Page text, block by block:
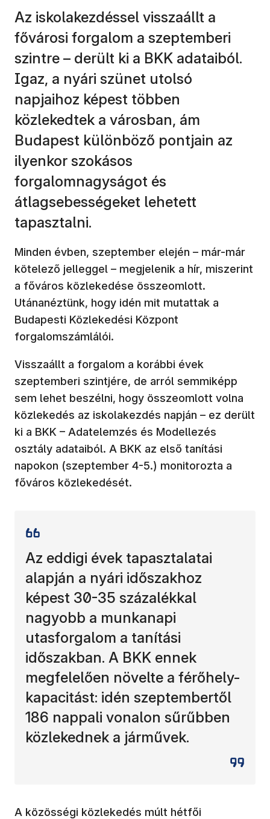
Az iskolakezdéssel visszaállt a
fővárosi forgalom a szeptemberi
szintre – derült ki a BKK adataiból.
Igaz, a nyári szünet utolsó
napjaihoz képest többen
közlekedtek a városban, ám
Budapest különböző pontjain az
ilyenkor szokásos
forgalomnagyságot és
átlagsebességeket lehetett
tapasztalni.
Minden évben, szeptember elején – már-már
kötelező jelleggel – megjelenik a hír, miszerint
a főváros közlekedése összeomlott.
Utánanéztünk, hogy idén mit mutattak a
Budapesti Közlekedési Központ
forgalomszámlálói.
Visszaállt a forgalom a korábbi évek
szeptemberi szintjére, de arról semmiképp
sem lehet beszélni, hogy összeomlott volna
közlekedés az iskolakezdés napján – ez derült
ki a BKK – Adatelemzés és Modellezés
osztály adataiból. A BKK az első tanítási
napokon (szeptember 4-5.) monitorozta a
főváros közlekedését.
Az eddigi évek tapasztalatai
alapján a nyári időszakhoz
képest 30-35 százalékkal
nagyobb a munkanapi
utasforgalom a tanítási
időszakban. A BKK ennek
megfelelően növelte a férőhely-
kapacitást: idén szeptembertől
186 nappali vonalon sűrűbben
közlekednek a járművek.
A közösségi közlekedés múlt hétfői